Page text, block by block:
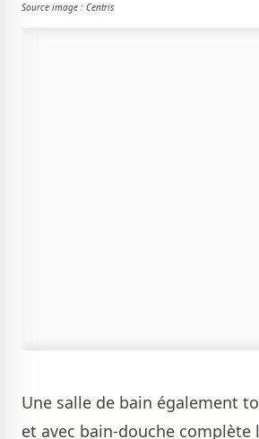
Source image : Centris
Une salle de bain également
et avec bain-douche complète